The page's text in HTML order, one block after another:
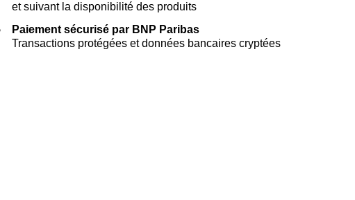
et suivant la disponibilité des produits
Paiement sécurisé par BNP Paribas
Transactions protégées et données bancaires cryptées